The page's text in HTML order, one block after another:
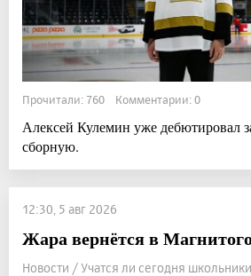
Прочитали: 760 Комментарии: 0
Алексей Кулемин уже дебютировал
сборную.
12:30, 5 авг 2026
Жара вернётся в
Новости / Учатся ли сегодня